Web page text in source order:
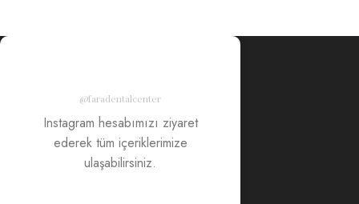
@faradentalcenter
Instagram hesabımızı ziyaret
ederek tüm içeriklerimize
ulaşabilirsiniz.